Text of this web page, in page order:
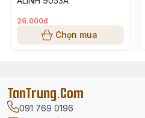
26.000đ
Chọn mua
TanTrung.Com
091 769 0196